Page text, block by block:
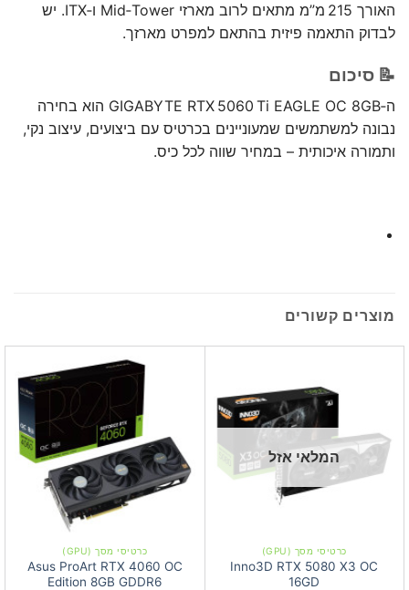
האורך 215 מ”מ מתאים לרוב מארזי Mid‑Tower ו‑ITX. יש
לבדוק התאמה פיזית בהתאם למפרט מארזך.
📝 סיכום
ה‑GIGABYTE RTX 5060 Ti EAGLE OC 8GB הוא בחירה
נבונה למשתמשים שמעוניינים בכרטיס עם ביצועים, עיצוב נקי,
ותמורה איכותית – במחיר שווה לכל כיס.
מוצרים קשורים
המלאי אזל
כרטיסי מסך (GPU)
Inno3D RTX 5080 X3 OC
16GD
כרטיסי מסך (GPU)
Asus ProArt RTX 4060 OC
Edition 8GB GDDR6